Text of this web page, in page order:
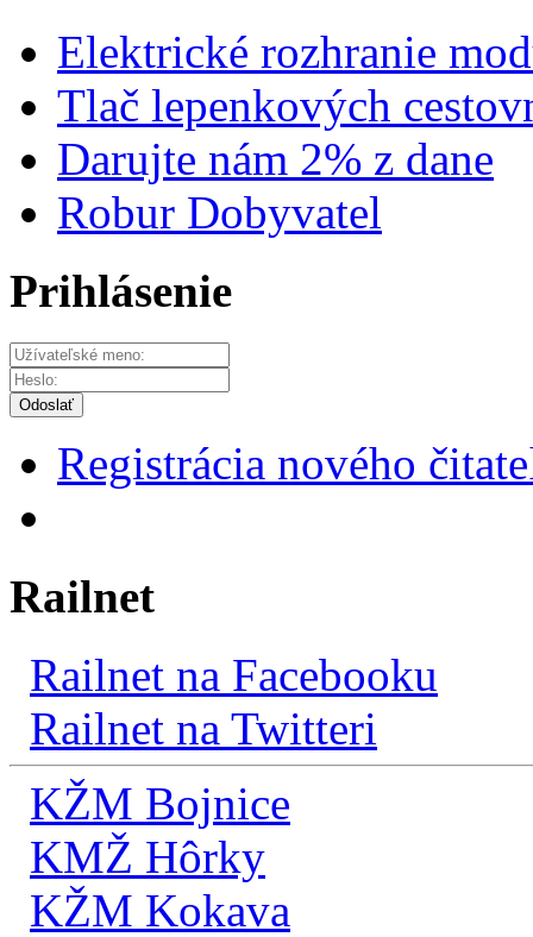
Elektrické rozhranie
Tlač lepenkových
Darujte nám 2% z dane
Robur Dobyvatel
Prihlásenie
Odoslať
Registrácia nového
Railnet
Railnet na Facebooku
Railnet na Twitteri
KŽM Bojnice
KMŽ Hôrky
KŽM Kokava